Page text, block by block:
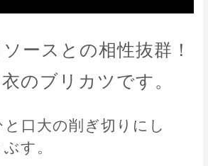
ースとの相性抜群！
のブリカツです。
口大の削ぎ切りにし
す。